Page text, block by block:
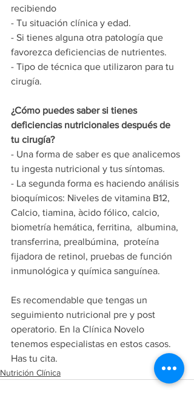
recibiendo
- Tu situación clínica y edad.
- Si tienes alguna otra patología que
favorezca deficiencias de nutrientes.
- Tipo de técnica que utilizaron para tu
cirugía.
¿Cómo puedes saber si tienes
deficiencias nutricionales después de
tu cirugía?
- Una forma de saber es que analicemos
tu ingesta nutricional y tus síntomas.
- La segunda forma es haciendo análisis
bioquímicos: Niveles de vitamina B12,
Calcio, tiamina, àcido fólico, calcio,
biometría hemática, ferritina,  albumina,
transferrina, prealbúmina,  proteína
fijadora de retinol, pruebas de función
inmunológica y química sanguínea.
Es recomendable que tengas un
seguimiento nutricional pre y post
operatorio. En la Clínica Novelo
tenemos especialistas en estos casos.
Has tu cita.
Nutrición Clínica